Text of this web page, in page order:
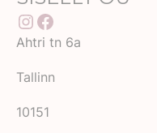
variants.
The
may
chosen
Instagram
Facebook
Ahtri tn 6a
Tallinn
10151